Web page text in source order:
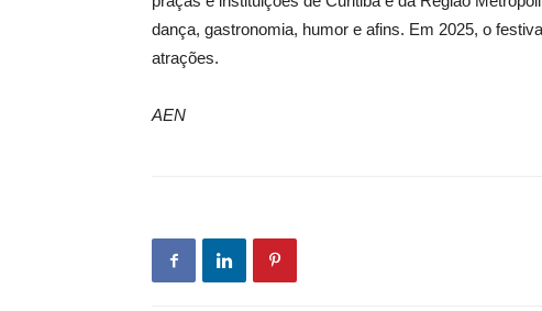
dança, gastronomia, humor e afins. Em 2025, o
atrações.
AEN